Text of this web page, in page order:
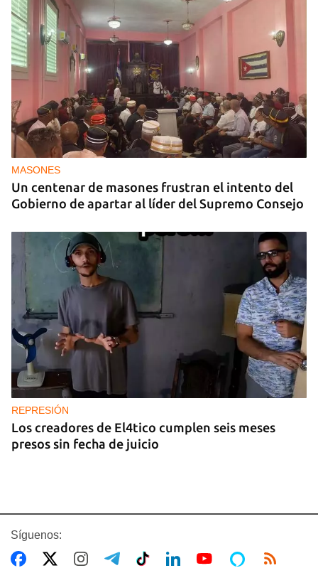
MASONES
Un centenar de masones frustran el intento del
Gobierno de apartar al líder del Supremo Consejo
REPRESIÓN
Los creadores de El4tico cumplen seis meses
presos sin fecha de juicio
Síguenos: